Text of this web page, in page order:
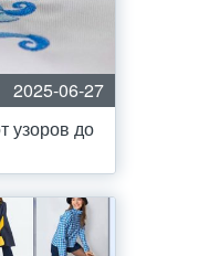
2025-06-27
узоров до